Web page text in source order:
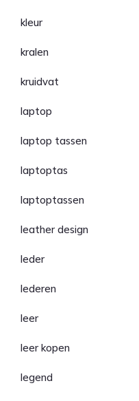
kleur
kralen
kruidvat
laptop
laptop tassen
laptoptas
laptoptassen
leather design
leder
lederen
leer
leer kopen
legend